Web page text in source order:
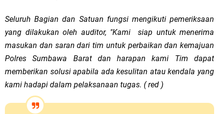
Seluruh Bagian dan Satuan fungsi mengikuti pemeriksaan
yang dilakukan oleh auditor, "Kami siap untuk menerima
masukan dan saran dari tim untuk perbaikan dan kemajuan
Polres Sumbawa Barat dan harapan kami Tim dapat
memberikan solusi apabila ada kesulitan atau kendala yang
kami hadapi dalam pelaksanaan tugas. ( red )